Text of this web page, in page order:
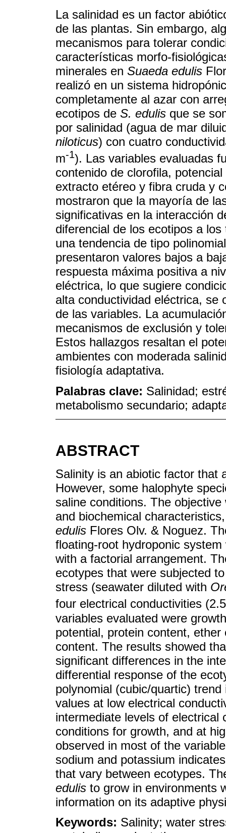
La salinidad es un factor
de las plantas. Sin embargo,
mecanismos para tolerar
características morfo-
minerales en Suaeda edulis
realizó en un sistema
completamente al azar con
ecotipos de S. edulis que se
por salinidad (agua de mar
niloticus) con cuatro
m-1). Las variables evaluadas
contenido de clorofila,
extracto etéreo y fibra cruda y
mostraron que la mayoría de
significativas en la interacción
diferencial de los ecotipos a
una tendencia de tipo
presentaron valores bajos a
respuesta máxima positiva a
eléctrica, lo que sugiere
alta conductividad eléctrica, se
de las variables. La
mecanismos de exclusión y
Estos hallazgos resaltan el
ambientes con moderada
fisiología adaptativa.
Palabras clave: Salinidad;
metabolismo secundario;
ABSTRACT
Salinity is an abiotic factor that
However, some halophyte
saline conditions. The
and biochemical
edulis Flores Olv. & Noguez.
floating-root hydroponic
with a factorial arrangement.
ecotypes that were subjected
stress (seawater diluted with
four electrical conductivities
variables evaluated were
potential, protein content,
content. The results showed
significant differences in the
differential response of the
polynomial (cubic/quartic)
values at low electrical
intermediate levels of electrical
conditions for growth, and at
observed in most of the
sodium and potassium
that vary between ecotypes.
edulis to grow in environments
information on its adaptive
Keywords: Salinity; water